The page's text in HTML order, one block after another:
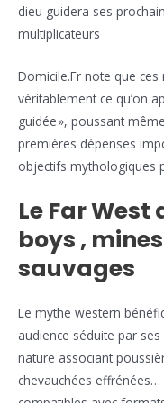
dieu guidera ses
multiplicateurs
Domicile.Fr note que
véritablement ce qu’on
guidée », poussant
premières dépenses
objectifs mythologiques
Le Far
boys ,
sauvages
Le mythe western
audience séduite par
nature associant
chevauchées